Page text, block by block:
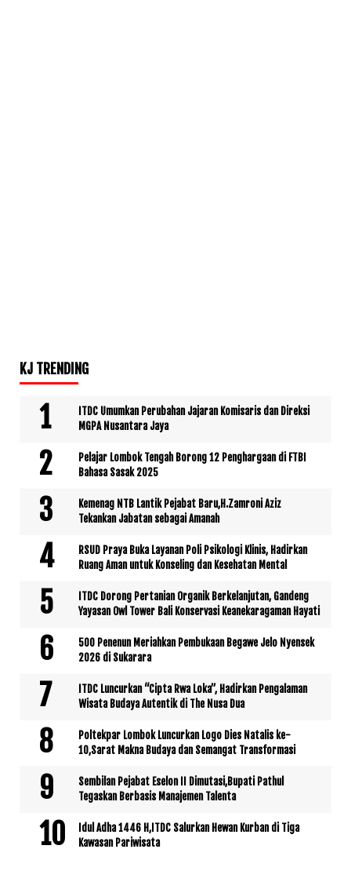
KJ TRENDING
ITDC Umumkan Perubahan Jajaran Komisaris dan Direksi
MGPA Nusantara Jaya
Pelajar Lombok Tengah Borong 12 Penghargaan di FTBI
Bahasa Sasak 2025
Kemenag NTB Lantik Pejabat Baru,H.Zamroni Aziz
Tekankan Jabatan sebagai Amanah
RSUD Praya Buka Layanan Poli Psikologi Klinis, Hadirkan
Ruang Aman untuk Konseling dan Kesehatan Mental
ITDC Dorong Pertanian Organik Berkelanjutan, Gandeng
Yayasan Owl Tower Bali Konservasi Keanekaragaman Hayati
500 Penenun Meriahkan Pembukaan Begawe Jelo Nyensek
2026 di Sukarara
ITDC Luncurkan “Cipta Rwa Loka”, Hadirkan Pengalaman
Wisata Budaya Autentik di The Nusa Dua
Poltekpar Lombok Luncurkan Logo Dies Natalis ke-
10,Sarat Makna Budaya dan Semangat Transformasi
Sembilan Pejabat Eselon II Dimutasi,Bupati Pathul
Tegaskan Berbasis Manajemen Talenta
Idul Adha 1446 H,ITDC Salurkan Hewan Kurban di Tiga
Kawasan Pariwisata